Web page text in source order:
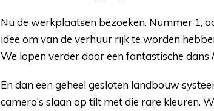
Nu de werkplaatsen bezoeken. Nummer 1,
idee om van de verhuur rijk te worden
We lopen verder door een fantastische
En dan een geheel gesloten landbouw
camera’s slaan op tilt met die rare kleuren.